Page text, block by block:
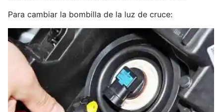
Para cambiar la bombilla de la luz de cruce: